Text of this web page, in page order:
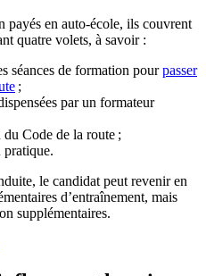
payés en auto-école, ils couvrent
quatre volets, à savoir :
séances de formation pourpasser
;
par un formateur
du Code de la route ;
pratique.
le candidat peut revenir en
d’entraînement, mais
supplémentaires.